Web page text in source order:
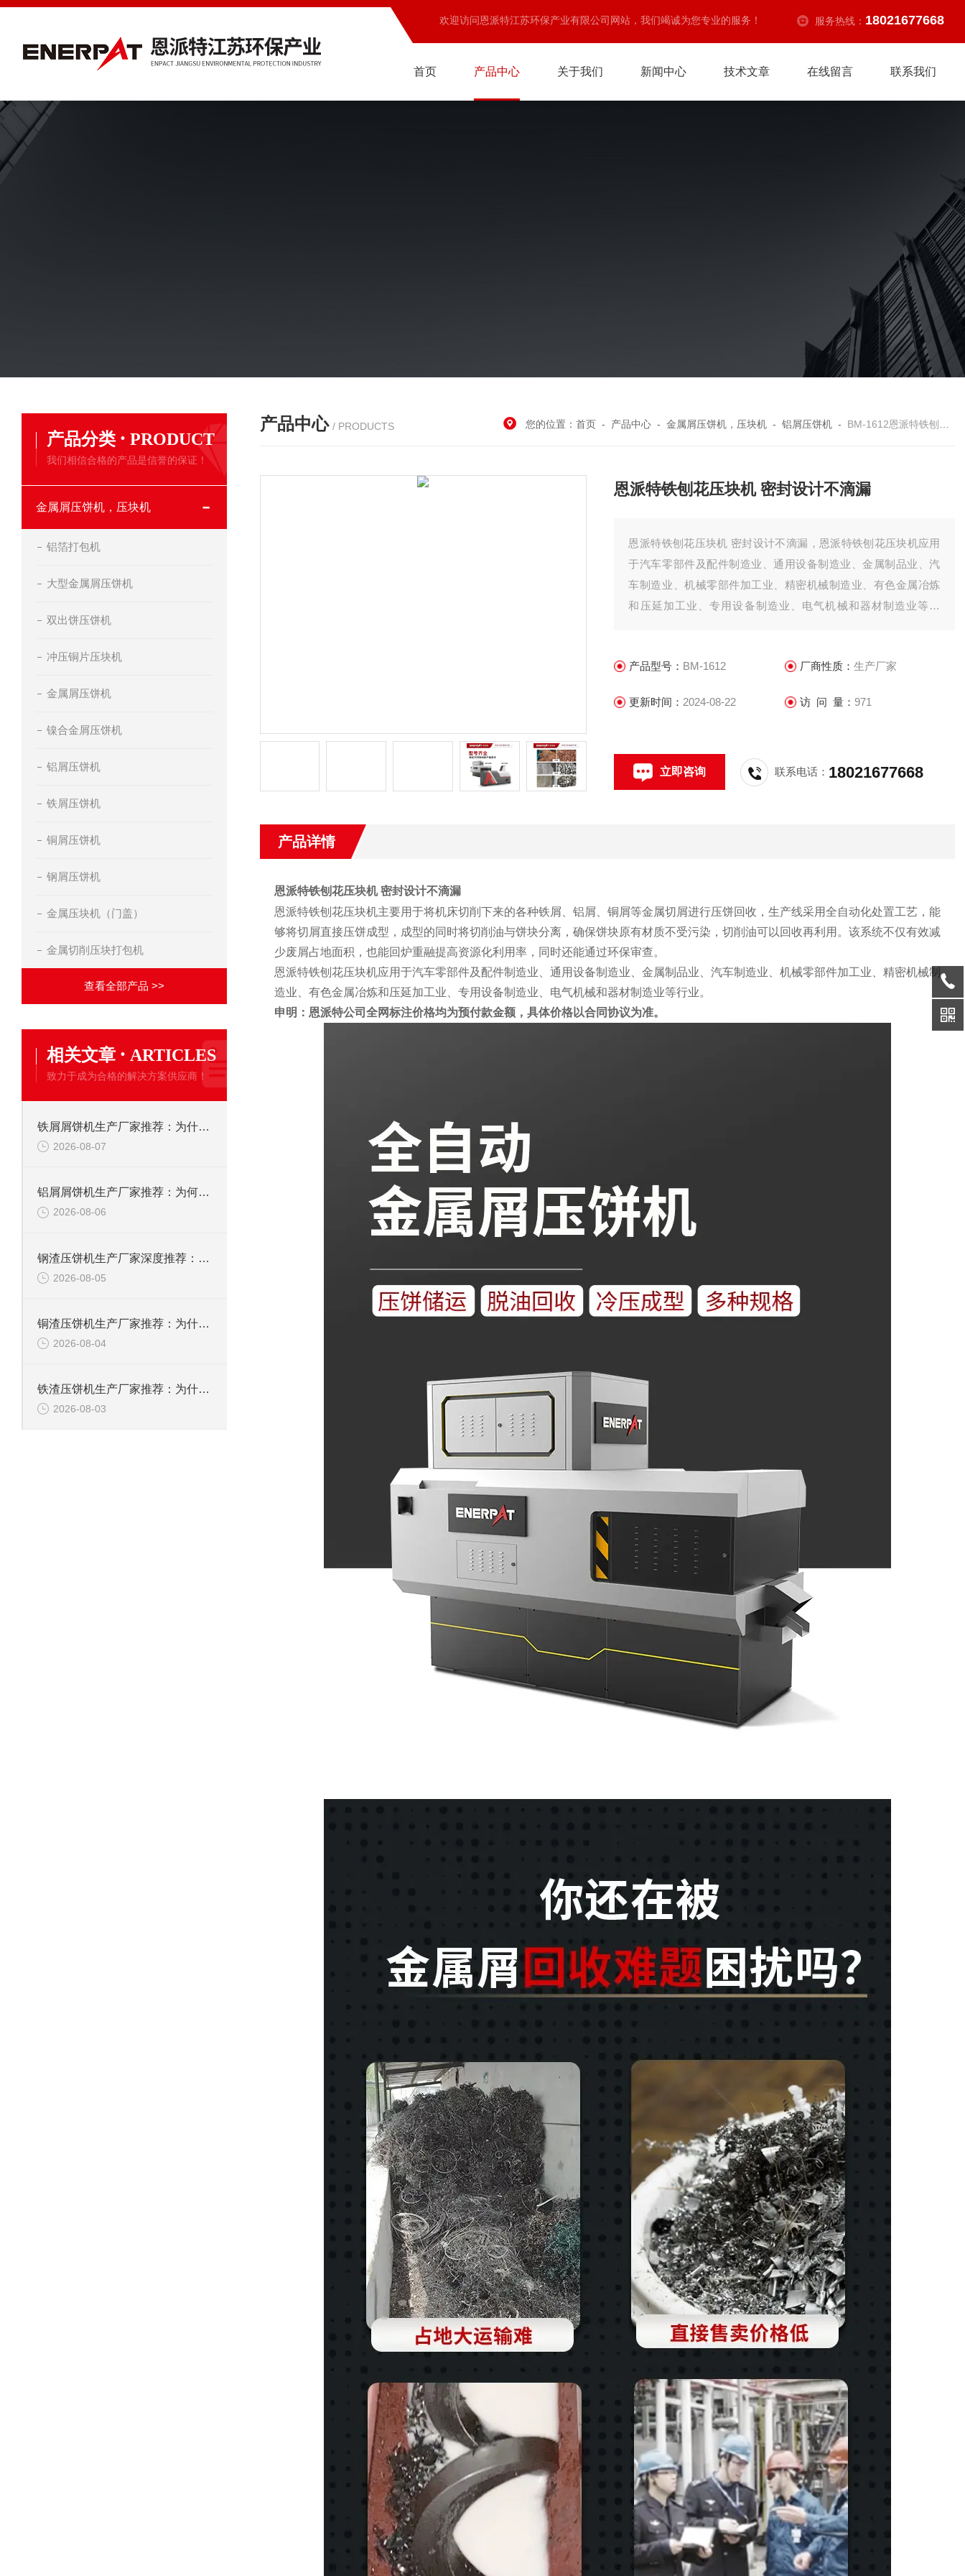
欢迎访问恩派特江苏环保产业有限公司网站，我们竭诚为您专业的服务！ 服务热线： 18021677668
首页 产品中心 关于我们 新闻中心 技术文章 在线留言 联系我们
产品分类 · PRODUCT
我们相信合格的产品是信誉的保证！
金属屑压饼机，压块机
铝箔打包机
大型金属屑压饼机
双出饼压饼机
冲压铜片压块机
金属屑压饼机
镍合金屑压饼机
铝屑压饼机
铁屑压饼机
铜屑压饼机
钢屑压饼机
金属压块机（门盖）
金属切削压块打包机
查看全部产品 >>
相关文章 · ARTICLES
致力于成为合格的解决方案供应商！
铁屑屑饼机生产厂家推荐：为什么恩派特是您的优选伙伴
2026-08-07
铝屑屑饼机生产厂家推荐：为何恩派特成为金属回收行业的“隐形优选”？
2026-08-06
钢渣压饼机生产厂家深度推荐：为何恩派特成为高净值产线的优选
2026-08-05
铜渣压饼机生产厂家推荐：为什么恩派特成为众多企业的信赖？
2026-08-04
铁渣压饼机生产厂家推荐：为什么恩派特成为众多企业的优选？
2026-08-03
产品中心 / PRODUCTS 您的位置：首页 - 产品中心 -金属屑压饼机，压块机 -铝屑压饼机 - BM-1612恩派特铁刨花压块机 密封设计不滴漏
恩派特铁刨花压块机 密封设计不滴漏
恩派特铁刨花压块机 密封设计不滴漏，恩派特铁刨花压块机应用
于汽车零部件及配件制造业、通用设备制造业、金属制品业、汽
车制造业、机械零部件加工业、精密机械制造业、有色金属冶炼
和压延加工业、专用设备制造业、电气机械和器材制造业等行
产品型号： BM-1612 厂商性质： 生产厂家
更新时间： 2024-08-22 访 问 量： 971
立即咨询 联系电话： 18021677668
产品详情
恩派特铁刨花压块机 密封设计不滴漏
恩派特铁刨花压块机主要用于将机床切削下来的各种铁屑、铝屑、铜屑等金属切屑进行压饼回收，生产线采用全自动化处置工艺，能
够将切屑直接压饼成型，成型的同时将切削油与饼块分离，确保饼块原有材质不受污染，切削油可以回收再利用。该系统不仅有效减
少废屑占地面积，也能回炉重融提高资源化利用率，同时还能通过环保审查。
恩派特铁刨花压块机应用于汽车零部件及配件制造业、通用设备制造业、金属制品业、汽车制造业、机械零部件加工业、精密机械制
造业、有色金属冶炼和压延加工业、专用设备制造业、电气机械和器材制造业等行业。
申明：恩派特公司全网标注价格均为预付款金额，具体价格以合同协议为准。